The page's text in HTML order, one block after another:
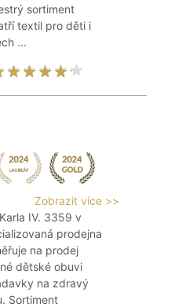
sortiment
textil pro děti i
...
Zobrazit více >>
IV. 3359 v
prodejna
na prodej
dětské obuvi
na zdravý
Sortiment